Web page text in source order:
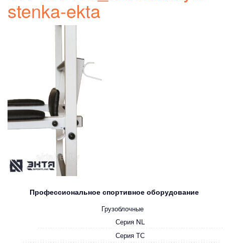
Профессиональное спортивное оборудование
Грузоблочные
Серия NL
Серия ТС
stenka-ekta